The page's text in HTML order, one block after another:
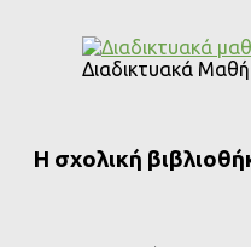
Διαδικτυακά
Η σχολική